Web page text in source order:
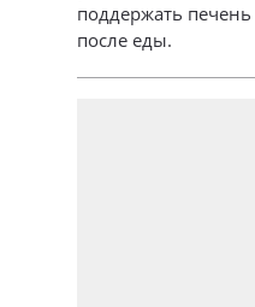
поддержать печень
после еды.